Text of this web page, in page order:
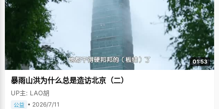
01:53
暴雨山洪为什么总是造访北京（二）
UP主: LAO胡
公益 • 2026/7/11